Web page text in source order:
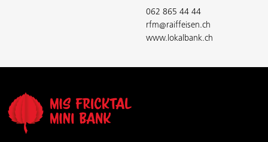
062 865 44 44
rfm@raiffeisen.ch
www.lokalbank.ch